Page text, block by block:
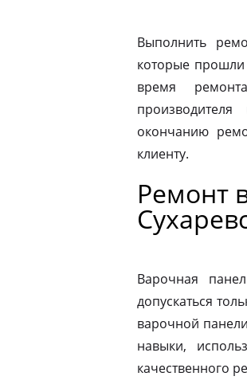
Выполнить
которые прошли
время
окончанию
клиенту.
Ремонт
Варочная
допускаться
варочной
навыки,
качественного